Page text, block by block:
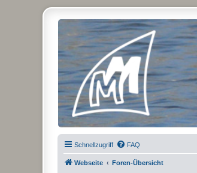
Micro Magic Forum
Schnellzugriff FAQ
Webseite Foren-Übersicht